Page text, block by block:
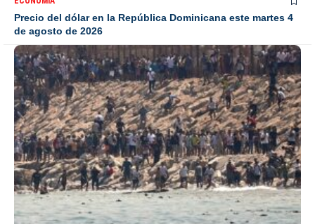
Precio del dólar en la República Dominicana este martes 4
de agosto de 2026